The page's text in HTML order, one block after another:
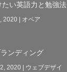
い英語力と勉強法
2020 オペア
ンディング
2020
ウェブデザイ